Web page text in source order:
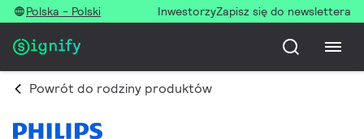
Polska - Polski InwestorzyZapisz się do newslettera
Powrót do rodziny produktów